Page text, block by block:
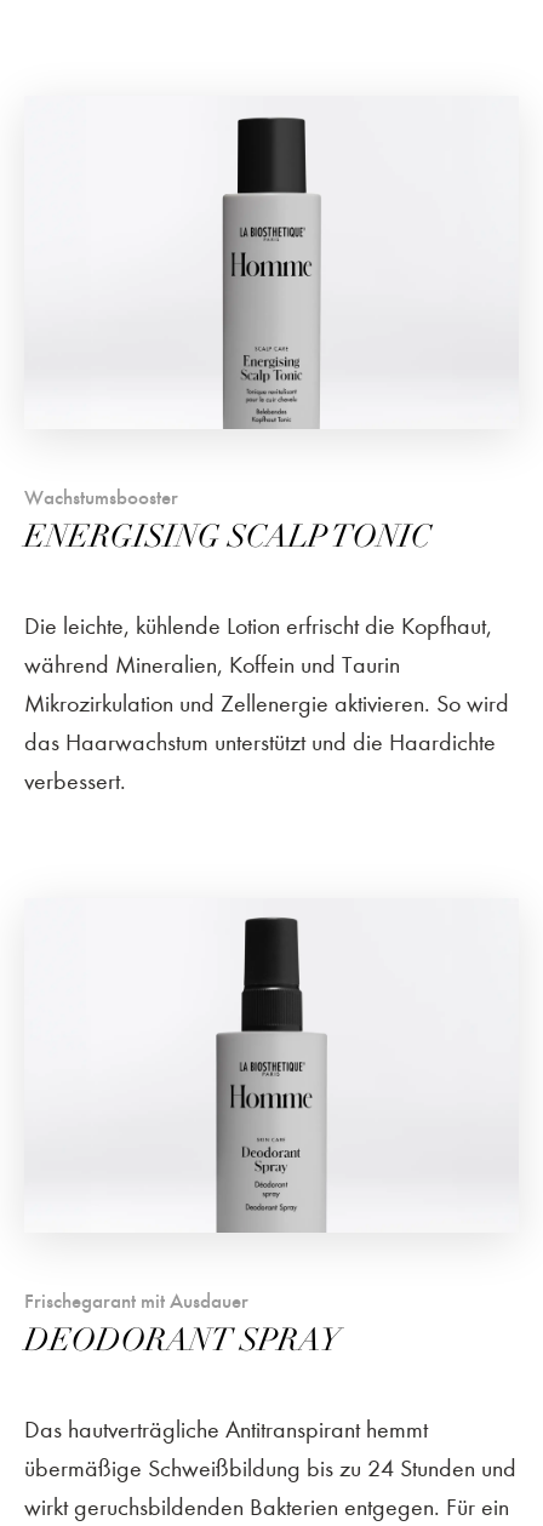
Wachstumsbooster
ENERGISING SCALP TONIC
Die leichte, kühlende Lotion erfrischt die Kopfhaut,
während Mineralien, Koffein und Taurin
Mikrozirkulation und Zellenergie aktivieren. So wird
das Haarwachstum unterstützt und die Haardichte
verbessert.
Frischegarant mit Ausdauer
DEODORANT SPRAY
Das hautverträgliche Antitranspirant hemmt
übermäßige Schweißbildung bis zu 24 Stunden und
wirkt geruchsbildenden Bakterien entgegen. Für ein